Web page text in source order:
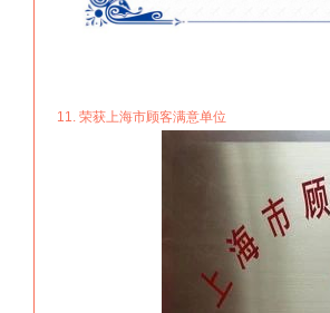
11. 荣获上海市顾客满意单位